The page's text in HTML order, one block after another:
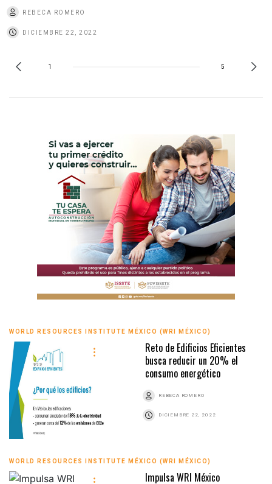
REBECA ROMERO
DICIEMBRE 22, 2022
1 5
WORLD RESOURCES INSTITUTE MÉXICO (WRI MÉXICO)
Reto de Edificios Eficientes
busca reducir un 20% el
consumo energético
REBECA ROMERO
DICIEMBRE 22, 2022
WORLD RESOURCES INSTITUTE MÉXICO (WRI MÉXICO)
Impulsa WRI México